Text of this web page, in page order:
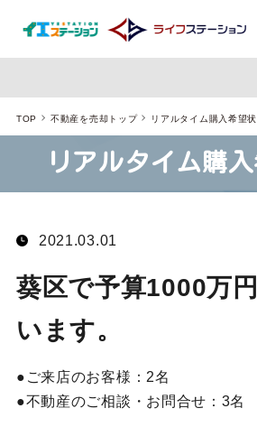
TOP 不動産を売却トップ リアルタイム購入希望
リアルタイム購
2021.03.01
葵区で予算1000万
います。
ご来店のお客様： 2名
不動産のご相談・お問合せ： 3名